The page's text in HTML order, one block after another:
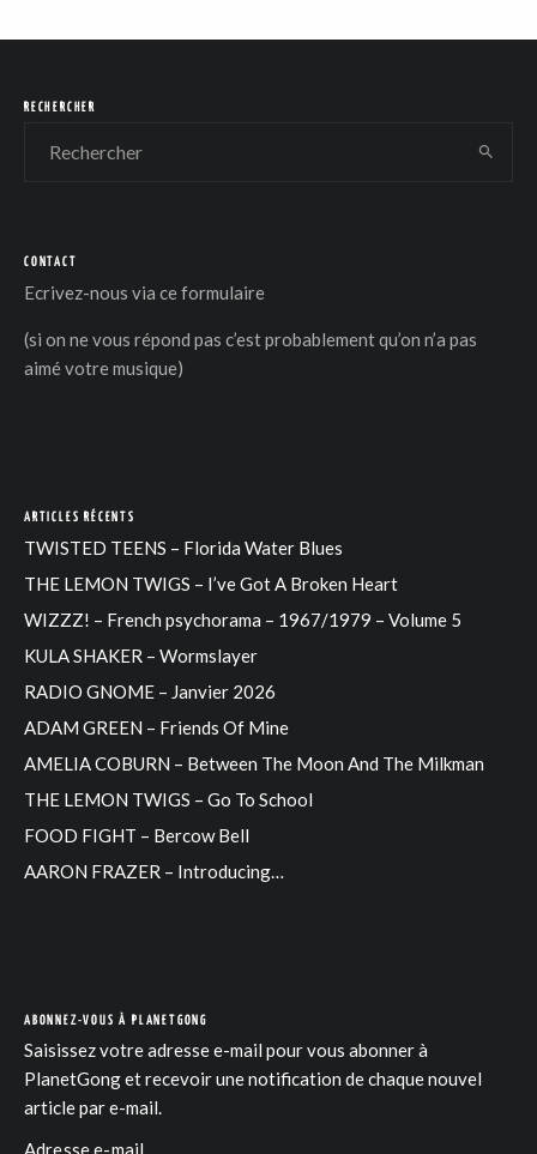
RECHERCHER
CONTACT
Ecrivez-nous via ce formulaire
(si on ne vous répond pas c’est probablement qu’on n’a pas
aimé votre musique)
ARTICLES RÉCENTS
TWISTED TEENS – Florida Water Blues
THE LEMON TWIGS – I’ve Got A Broken Heart
WIZZZ! – French psychorama – 1967/1979 – Volume 5
KULA SHAKER – Wormslayer
RADIO GNOME – Janvier 2026
ADAM GREEN – Friends Of Mine
AMELIA COBURN – Between The Moon And The Milkman
THE LEMON TWIGS – Go To School
FOOD FIGHT – Bercow Bell
AARON FRAZER – Introducing…
ABONNEZ-VOUS À PLANETGONG
Saisissez votre adresse e-mail pour vous abonner à
PlanetGong et recevoir une notification de chaque nouvel
article par e-mail.